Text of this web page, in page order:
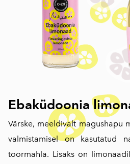
Ebaküdoonia
Värske, meeldivalt magushapu
valmistamisel on kasutatud
toormahla. Lisaks on